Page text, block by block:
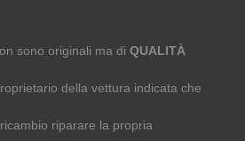
sono originali ma di QUALITÀ
della vettura indicata che
riparare la propria